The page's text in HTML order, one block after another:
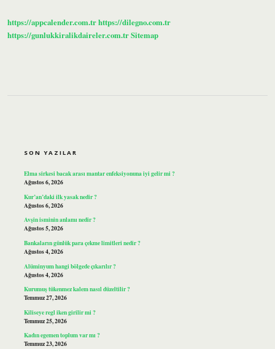
Yapılmalı
https://appcalender.com.trhttps://dilegno.com.tr
https://gunlukkiralikdaireler.com.trSitemap
SON YAZILAR
Elma sirkesi bacak arası mantar enfeksiyonuna iyi gelir mi ?
Ağustos 6, 2026
Kur’an’daki ilk yasak nedir ?
Ağustos 6, 2026
Avşin isminin anlamı nedir ?
Ağustos 5, 2026
Bankaların günlük para çekme limitleri nedir ?
Ağustos 4, 2026
Alüminyum hangi bölgede çıkarılır ?
Ağustos 4, 2026
Kurumuş tükenmez kalem nasıl düzeltilir ?
Temmuz 27, 2026
Kiliseye regl iken girilir mi ?
Temmuz 25, 2026
Kadın egemen toplum var mı ?
Temmuz 23, 2026